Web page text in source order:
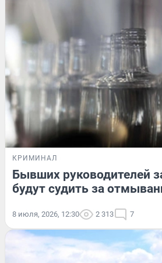
КРИМИНАЛ
Бывших руководителей
будут судить за
8 июля, 2026, 12:30 2 313 7